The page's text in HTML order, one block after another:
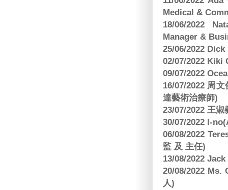
Medical &
18/06/2022
Manager &
25/06/2022
02/07/2022 Kiki
09/07/2022
16/07/2022 周
達藝術治療師)
23/07/2022 王
30/07/2022 I-
06/08/2022
監 及 主任)
13/08/2022
20/08/2022
人)